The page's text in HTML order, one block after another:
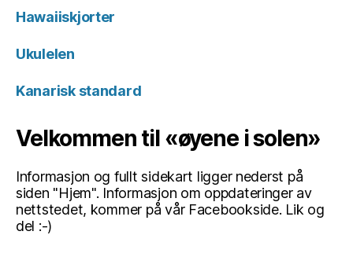
Hawaiiskjorter
Ukulelen
Kanarisk standard
Velkommen til «øyene i solen»
Informasjon og fullt sidekart ligger nederst på
siden "Hjem". Informasjon om oppdateringer av
nettstedet, kommer på vår Facebookside. Lik og
del :-)